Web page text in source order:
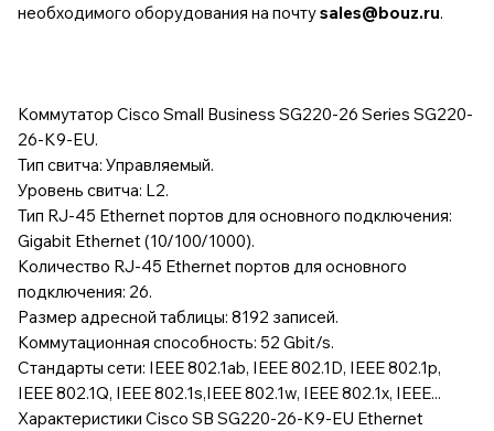
необходимого оборудования на почтуsales@bouz.ru.
Коммутатор Cisco Small Business SG220-26 Series SG220-
26-K9-EU.
Тип свитча: Управляемый.
Уровень свитча: L2.
Тип RJ-45 Ethernet портов для основного подключения:
Gigabit Ethernet (10/100/1000).
Количество RJ-45 Ethernet портов для основного
подключения: 26.
Размер адресной таблицы: 8192 записей.
Коммутационная способность: 52 Gbit/s.
Стандарты сети: IEEE 802.1ab, IEEE 802.1D, IEEE 802.1p,
IEEE 802.1Q, IEEE 802.1s,IEEE 802.1w, IEEE 802.1x, IEEE...
Характеристики Cisco SB SG220-26-K9-EU Ethernet